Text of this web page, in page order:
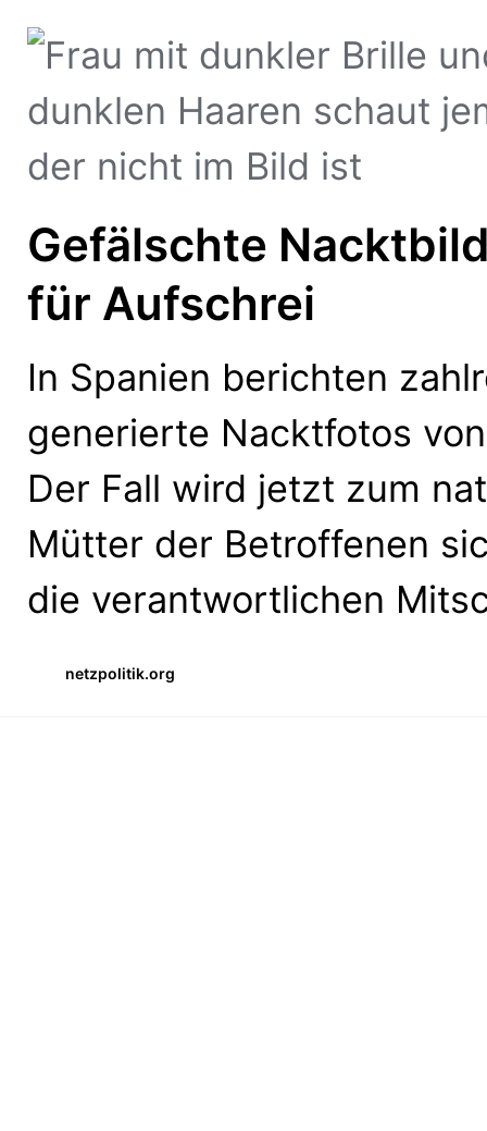
Gefälschte
für Aufschrei
In Spanien berichten
generierte Nacktfotos
Der Fall wird jetzt zum
Mütter der Betroffenen
die verantwortlichen
netzpolitik.org